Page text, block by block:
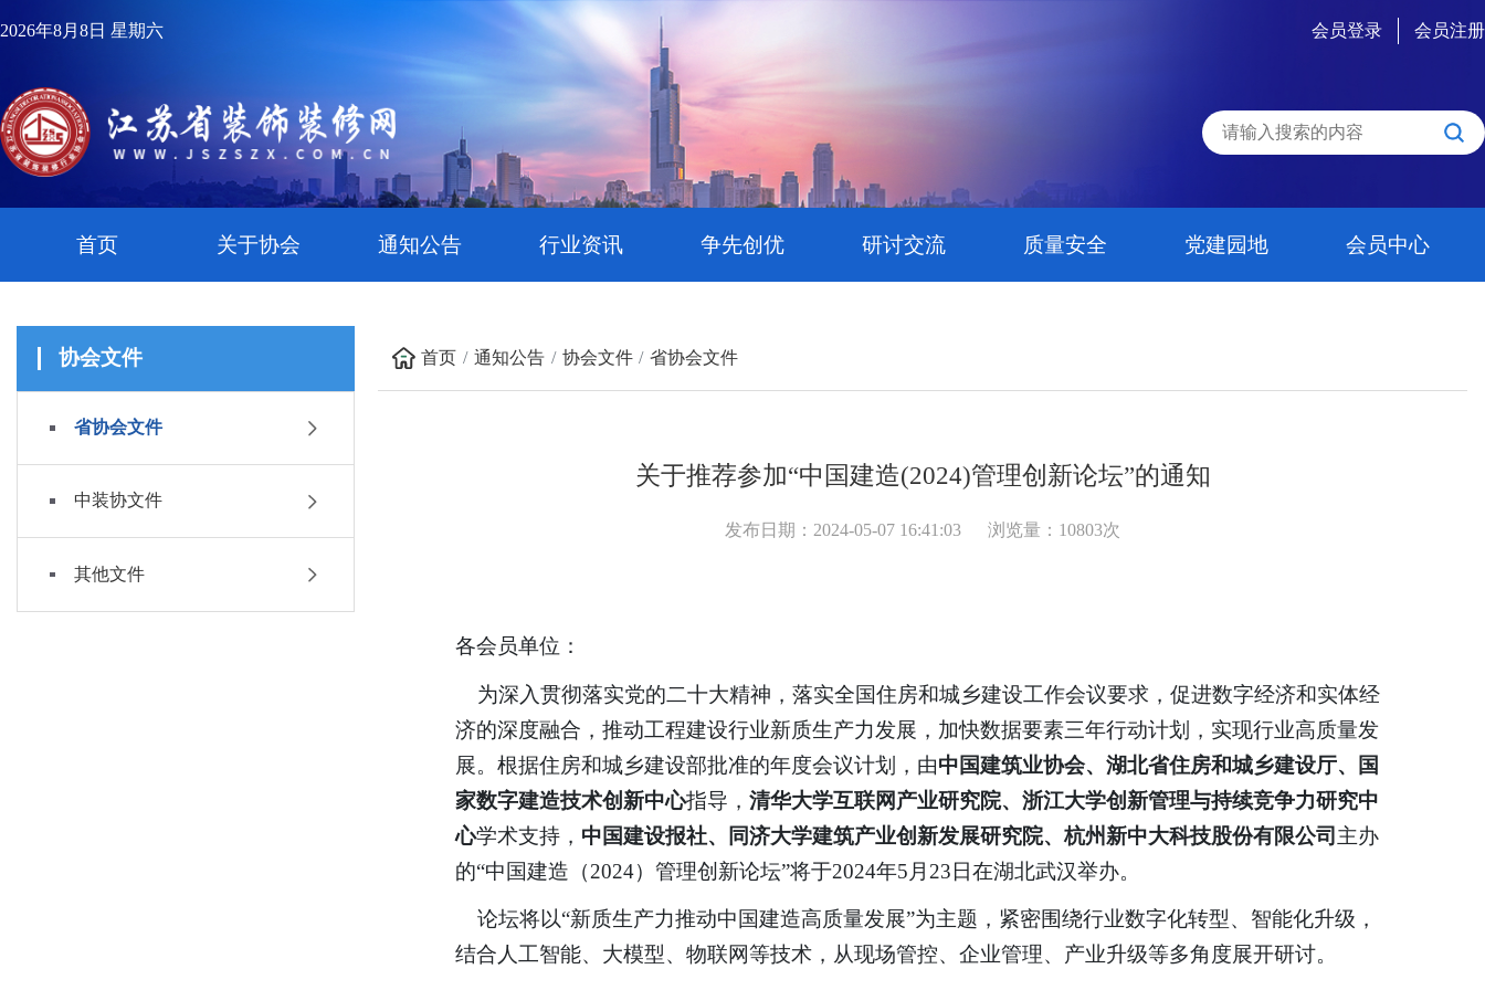
2026年8月8日 星期六 会员登录 会员注册
首页 关于协会 通知公告 行业资讯 争先创优 研讨交流 质量安全 党建园地 会员中心
协会文件
省协会文件
中装协文件
其他文件
首页 通知公告 协会文件 省协会文件
关于推荐参加“中国建造(2024)管理创新论坛”的通知
发布日期：2024-05-07 16:41:03 浏览量：10803次
各会员单位：
为深入贯彻落实党的二十大精神，落实全国住房和城乡建设工作会议要求，促进数字经济和实体经
济的深度融合，推动工程建设行业新质生产力发展，加快数据要素三年行动计划，实现行业高质量发
展。根据住房和城乡建设部批准的年度会议计划，由中国建筑业协会、湖北省住房和城乡建设厅、国
家数字建造技术创新中心指导， 清华大学互联网产业研究院、浙江大学创新管理与持续竞争力研究中
心学术支持， 中国建设报社、同济大学建筑产业创新发展研究院、杭州新中大科技股份有限公司 主办
的“中国建造（2024）管理创新论坛”将于2024年5月23日在湖北武汉举办。
论坛将以“新质生产力推动中国建造高质量发展”为主题，紧密围绕行业数字化转型、智能化升级，
结合人工智能、大模型、物联网等技术，从现场管控、企业管理、产业升级等多角度展开研讨。